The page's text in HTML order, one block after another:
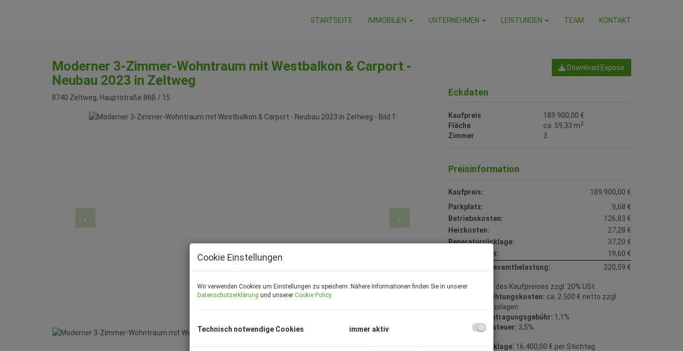
STARTSEITE IMMOBILIEN UNTERNEHMEN LEISTUNGEN TEAM KONTAKT
Moderner 3-Zimmer-Wohntraum mit Westbalkon & Carport -
Neubau 2023 in Zeltweg
8740 Zeltweg, Hauptstraße 86B / 15
Download Expose
Eckdaten
Kaufpreis
189.900,00 €
Fläche
ca. 59,33 m2
Zimmer 3
Preisinformation
Kaufpreis:
189.900,00 €
Parkplatz:
9,68 €
Betriebskosten:
126,83 €
Heizkosten:
27,28 €
Reparaturrücklage:
37,20 €
Umsatzsteuer:
19,60 €
monatliche Gesamtbelastung:
220,59 €
Provision:
3% des Kaufpreises zzgl. 20% USt.
Vertragserrichtungskosten: ca. 2.500 € netto zzgl.
USt. und Barauslagen
Grundbucheintragungsgebühr: 1,1%
Grunderwerbsteuer: 3,5%
Reparaturrücklage: 16.400,00 € per Stichtag
Cookie Einstellungen
Wir verwenden Cookies um Einstellungen zu speichern. Nähere Informationen finden Sie in unserer
Datenschutzerklärung und unserer Cookie Policy.
Technisch notwendige Cookies immer aktiv